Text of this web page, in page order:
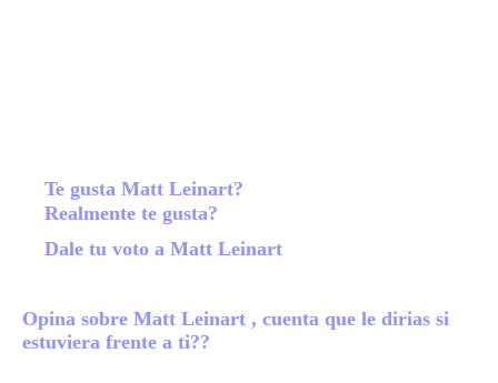
Te gusta Matt Leinart?
Realmente te gusta?
Dale tu voto a Matt Leinart
Opina sobre Matt Leinart , cuenta que le dirias si
estuviera frente a ti??